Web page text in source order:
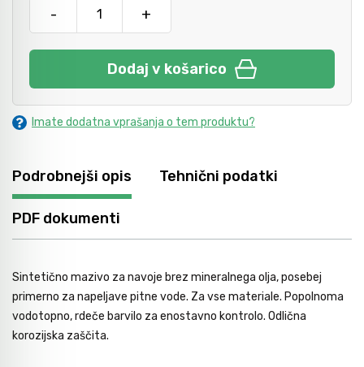
- +
Dodaj v košarico
Imate dodatna vprašanja o tem produktu?
Podrobnejši opis Tehnični podatki
PDF dokumenti
Sintetično mazivo za navoje brez mineralnega olja, posebej
primerno za napeljave pitne vode. Za vse materiale. Popolnoma
vodotopno, rdeče barvilo za enostavno kontrolo. Odlična
korozijska zaščita.
Inštalatersko orodje
Razno